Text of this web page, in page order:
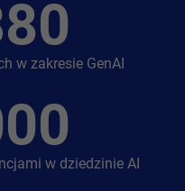
w zakresie GenAI
w dziedzinie AI